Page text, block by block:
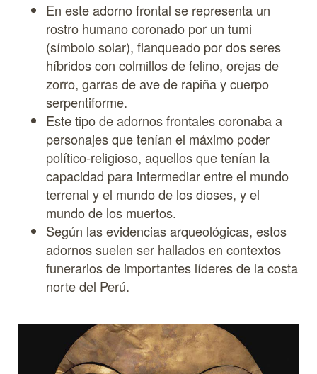
En este adorno frontal se representa un
rostro humano coronado por un tumi
(símbolo solar), flanqueado por dos seres
híbridos con colmillos de felino, orejas de
zorro, garras de ave de rapiña y cuerpo
serpentiforme.
Este tipo de adornos frontales coronaba a
personajes que tenían el máximo poder
político-religioso, aquellos que tenían la
capacidad para intermediar entre el mundo
terrenal y el mundo de los dioses, y el
mundo de los muertos.
Según las evidencias arqueológicas, estos
adornos suelen ser hallados en contextos
funerarios de importantes líderes de la costa
norte del Perú.